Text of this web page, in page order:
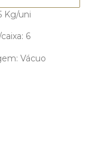
Kg/uni
6
Vácuo